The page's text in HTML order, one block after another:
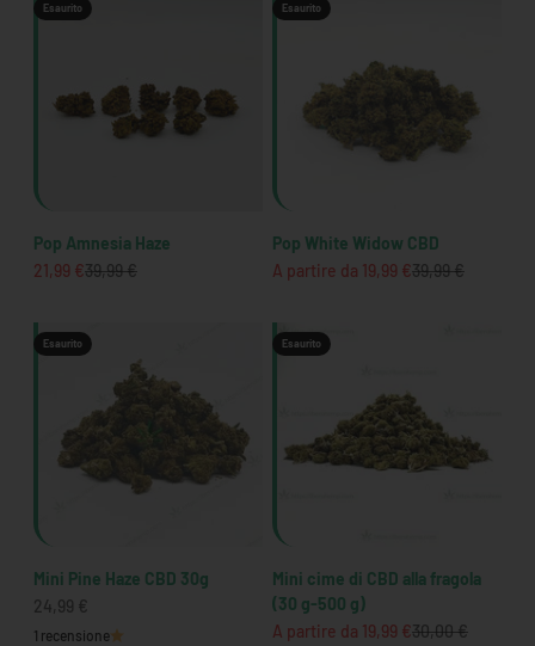
Esaurito
Pop Amnesia Haze
Prezzo scontato
21,99 €Prezzo
39,99 €
Esaurito
Pop White Widow CBD
Prezzo scontato
A partire da 19,99 €Prezzo
39,99 €
Esaurito
Mini Pine Haze CBD 30g
Prezzo scontato
24,99 €
1 recensione
Esaurito
Mini cime di CBD alla fragola
(30 g-500 g)
Prezzo scontato
A partire da 19,99 €Prezzo
30,00 €